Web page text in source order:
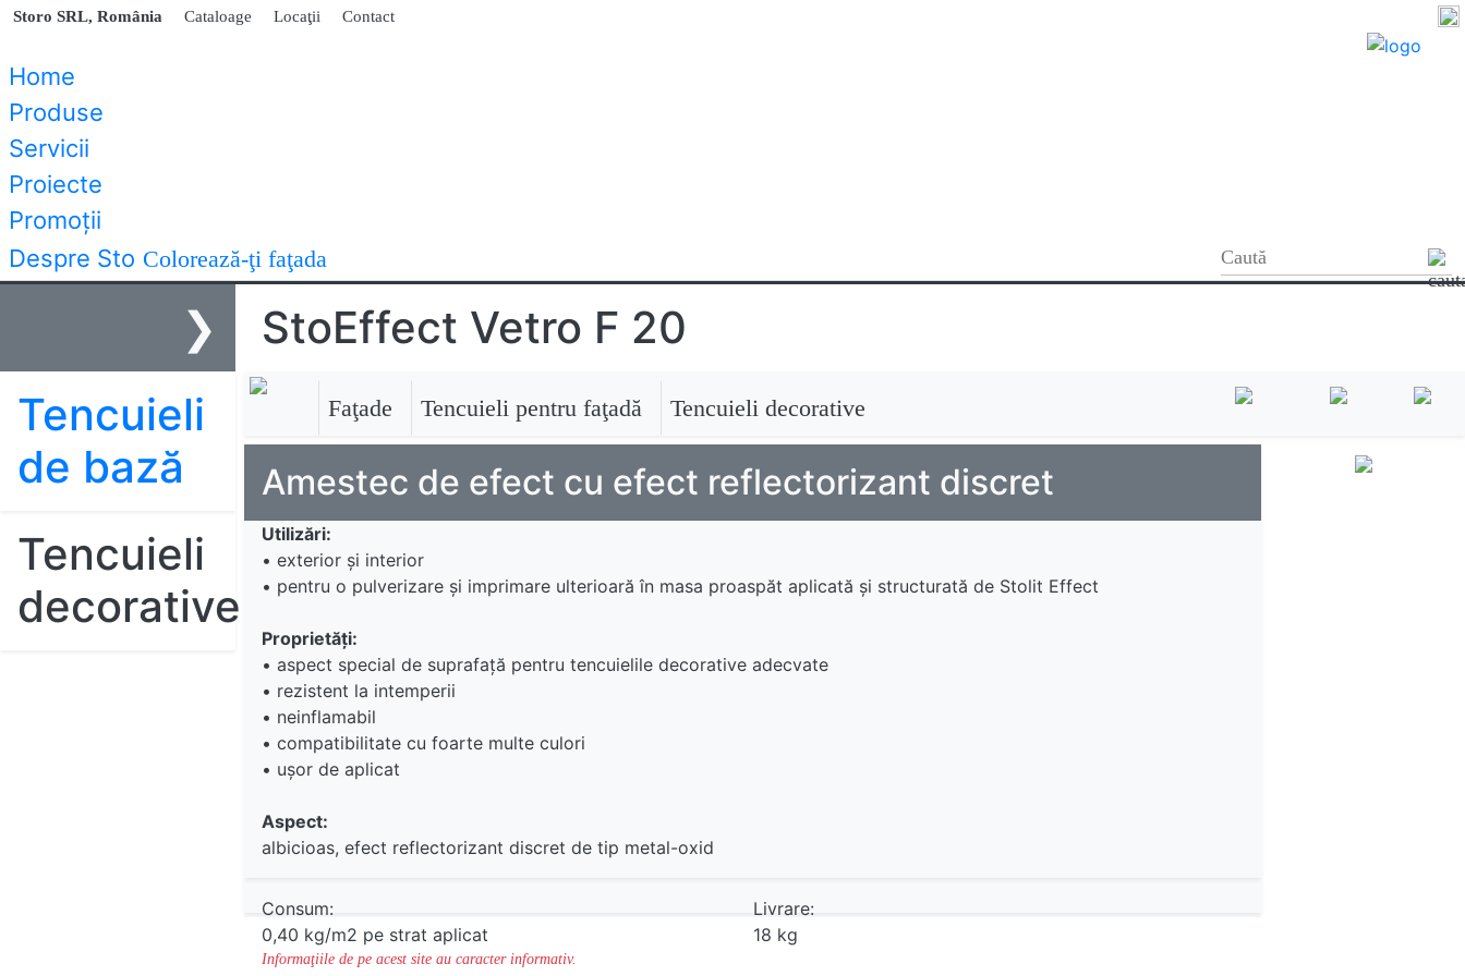
Storo SRL, România Cataloage Locaţii Contact
Home
Produse
Servicii
Proiecte
Promoţii
Despre Sto Colorează-ţi faţada
❯
Tencuieli
de bază
Tencuieli
decorative
StoEffect Vetro F 20
Faţade Tencuieli pentru faţadă Tencuieli decorative
Amestec de efect cu efect reflectorizant discret
Utilizări:
• exterior şi interior
• pentru o pulverizare şi imprimare ulterioară în masa proaspăt aplicată şi structurată de Stolit Effect
Proprietăţi:
• aspect special de suprafaţă pentru tencuielile decorative adecvate
• rezistent la intemperii
• neinflamabil
• compatibilitate cu foarte multe culori
• uşor de aplicat
Aspect:
albicioas, efect reflectorizant discret de tip metal-oxid
Consum:
0,40 kg/m2 pe strat aplicat
Livrare:
18 kg
Informaţiile de pe acest site au caracter informativ.